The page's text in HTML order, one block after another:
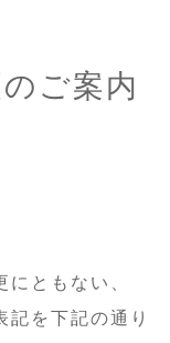
ご案内
ともない、
を下記の通り